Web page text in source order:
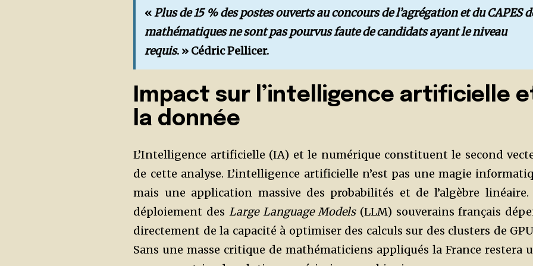
«Plus de 15 % des postes ouverts au concours de l’agrégation et du CAPES
mathématiques ne sont pas pourvus faute de candidats ayant le niveau
requis. » Cédric Pellicer.
Impact sur l’intelligence artificielle
la donnée
L’Intelligence artificielle (IA) et le numérique constituent le second
de cette analyse. L’intelligence artificielle n’est pas une magie
mais une application massive des probabilités et de l’algèbre linéaire.
déploiement des Large Language Models(LLM) souverains français
directement de la capacité à optimiser des calculs sur des clusters de GPU
Sans une masse critique de mathématiciens appliqués la France restera